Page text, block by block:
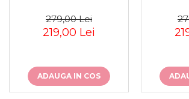
279,00 Lei
219,00 Lei
ADAUGA IN COS